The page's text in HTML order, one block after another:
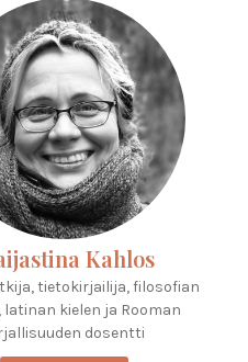
Kahlos
tietokirjailija, filosofian
kielen ja Rooman
dosentti